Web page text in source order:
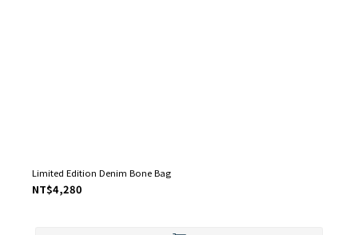
Limited Edition Denim Bone Bag
NT$4,280